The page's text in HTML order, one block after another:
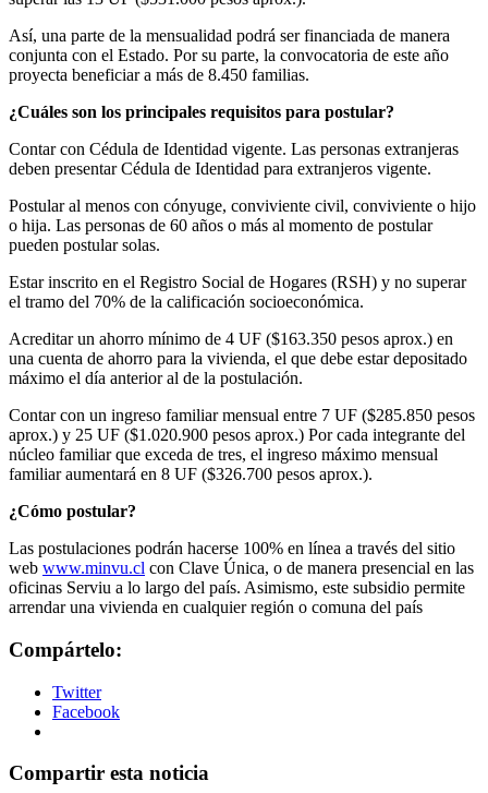
Así, una parte de la mensualidad podrá ser financiada de manera
conjunta con el Estado. Por su parte, la convocatoria de este año
proyecta beneficiar a más de 8.450 familias.
¿Cuáles son los principales requisitos para postular?
Contar con Cédula de Identidad vigente. Las personas extranjeras
deben presentar Cédula de Identidad para extranjeros vigente.
Postular al menos con cónyuge, conviviente civil, conviviente o hijo
o hija. Las personas de 60 años o más al momento de postular
pueden postular solas.
Estar inscrito en el Registro Social de Hogares (RSH) y no superar
el tramo del 70% de la calificación socioeconómica.
Acreditar un ahorro mínimo de 4 UF ($163.350 pesos aprox.) en
una cuenta de ahorro para la vivienda, el que debe estar depositado
máximo el día anterior al de la postulación.
Contar con un ingreso familiar mensual entre 7 UF ($285.850 pesos
aprox.) y 25 UF ($1.020.900 pesos aprox.) Por cada integrante del
núcleo familiar que exceda de tres, el ingreso máximo mensual
familiar aumentará en 8 UF ($326.700 pesos aprox.).
¿Cómo postular?
Las postulaciones podrán hacerse 100% en línea a través del sitio
web www.minvu.cl con Clave Única, o de manera presencial en las
oficinas Serviu a lo largo del país. Asimismo, este subsidio permite
arrendar una vivienda en cualquier región o comuna del país
Compártelo:
Twitter
Facebook
Compartir esta noticia